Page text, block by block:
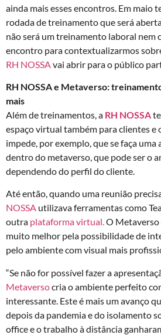
ainda mais esses encontros. Em maio
rodada de treinamento que será
não será um treinamento laboral nem
encontro para contextualizarmos
RH NOSSA vai abrir para o público
RH NOSSA e Metaverso:
mais
Além de treinamentos, a RH NOSSA
espaço virtual também para clientes e
impede, por exemplo, que se faça
dentro do metaverso, que pode ser o
dependendo do perfil do cliente.
Até então, quando uma reunião
NOSSA utilizava ferramentas como
outra plataforma virtual.O Metaverso
muito melhor pela possibilidade de
pelo ambiente com visual mais
“Se não for possível fazer a
Metaversocria o ambiente perfeito
interessante. Este é mais um avanço
depois da pandemia e do isolamento
office e o trabalho à distância